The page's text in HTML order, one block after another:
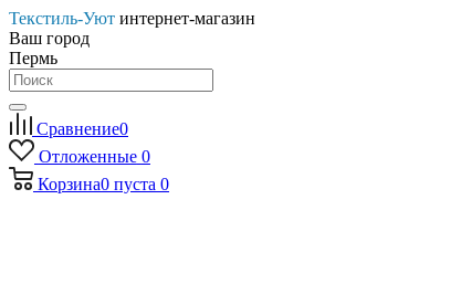
Текстиль-Уют интернет-магазин
Ваш город
Пермь
Сравнение0
Отложенные 0
Корзина0 пуста 0